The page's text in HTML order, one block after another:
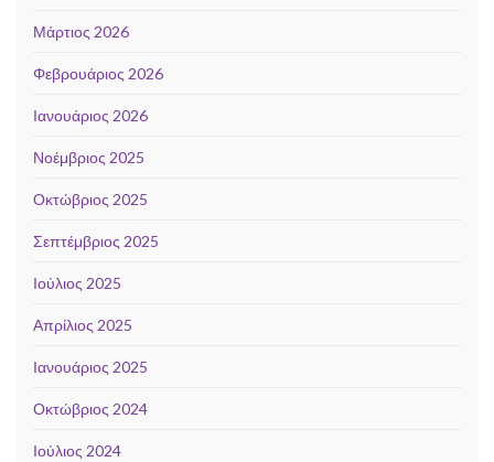
Μάρτιος 2026
Φεβρουάριος 2026
Ιανουάριος 2026
Νοέμβριος 2025
Οκτώβριος 2025
Σεπτέμβριος 2025
Ιούλιος 2025
Απρίλιος 2025
Ιανουάριος 2025
Οκτώβριος 2024
Ιούλιος 2024